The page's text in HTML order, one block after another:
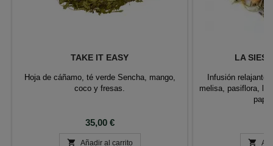
TAKE IT EASY
Hoja de cáñamo, té verde Sencha, mango,
coco y fresas.
Precio
35,00 €
 Añadir al carrito
LA
Infusión relajante
melisa, pasiflora,
